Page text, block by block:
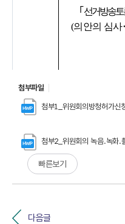
첨부파일
첨부1_위원회의방청허가신
첨부2_위원회의 녹음.녹화
빠른보기
다음글